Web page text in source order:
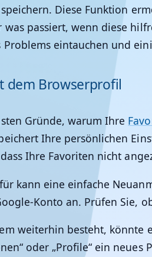
Diese Funktion
was passiert, wenn diese
Problems eintauchen und
dem Browserprofil
Gründe, warum Ihre
Ihre persönlichen
Ihre Favoriten nicht
kann eine einfache
Konto an. Prüfen Sie,
weiterhin besteht, könnte
oder „Profile“ ein